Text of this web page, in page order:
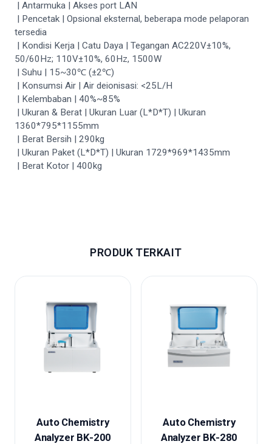
| Antarmuka | Akses port LAN
| Pencetak | Opsional eksternal, beberapa mode pelaporan
tersedia
| Kondisi Kerja | Catu Daya | Tegangan AC220V±10%,
50/60Hz; 110V±10%, 60Hz, 1500W
| Suhu | 15~30℃ (±2℃)
| Konsumsi Air | Air deionisasi: <25L/H
| Kelembaban | 40%~85%
| Ukuran & Berat | Ukuran Luar (L*D*T) | Ukuran
1360*795*1155mm
| Berat Bersih | 290kg
| Ukuran Paket (L*D*T) | Ukuran 1729*969*1435mm
| Berat Kotor | 400kg
PRODUK TERKAIT
Auto Chemistry
Analyzer BK-200
Auto Chemistry
Analyzer BK-280